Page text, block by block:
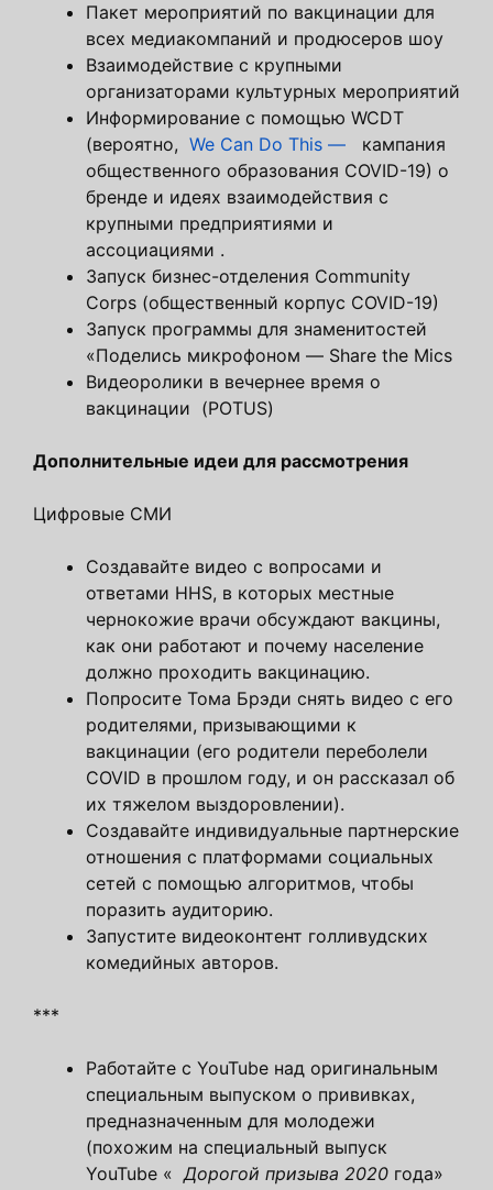
Пакет мероприятий по вакцинации для
всех медиакомпаний и продюсеров шоу
Взаимодействие с крупными
организаторами культурных мероприятий
Информирование с помощью WCDT
(вероятно, We Can Do This —
кампания
общественного образования COVID-19) о
бренде и идеях взаимодействия с
крупными предприятиями и
ассоциациями .
Запуск бизнес-отделения Community
Corps (общественный корпус COVID-19)
Запуск программы для знаменитостей
«Поделись микрофоном — Share the Mics
Видеоролики в вечернее время о
вакцинации (POTUS)
Дополнительные идеи для рассмотрения
Цифровые СМИ
Создавайте видео с вопросами и
ответами HHS, в которых местные
чернокожие врачи обсуждают вакцины,
как они работают и почему население
должно проходить вакцинацию.
Попросите Тома Брэди снять видео с его
родителями, призывающими к
вакцинации (его родители переболели
COVID в прошлом году, и он рассказал об
их тяжелом выздоровлении).
Создавайте индивидуальные партнерские
отношения с платформами социальных
сетей с помощью алгоритмов, чтобы
поразить аудиторию.
Запустите видеоконтент голливудских
комедийных авторов.
***
Работайте с YouTube над оригинальным
специальным выпуском о прививках,
предназначенным для молодежи
(похожим на специальный выпуск
YouTube « Дорогой призыва 2020 года»